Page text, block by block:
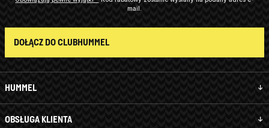
HUMMEL
OBSŁUGA KLIENTA
mail.
DOŁĄCZ DO CLUBHUMMEL